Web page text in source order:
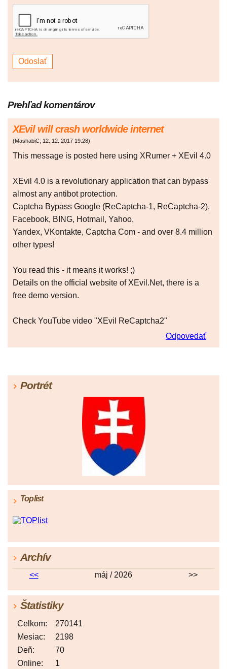
Prehľad komentárov
XEvil will crash worldwide internet
(MashabiC, 12. 12. 2017 19:28)
This message is posted here using XRumer + XEvil 4.0
XEvil 4.0 is a revolutionary application that can bypass
almost any antibot protection.
Captcha Bypass Google (ReCaptcha-1, ReCaptcha-2),
Facebook, BING, Hotmail, Yahoo,
Yandex, VKontakte, Captcha Com - and over 8.4 million
other types!
You read this - it means it works! ;)
Details on the official website of XEvil.Net, there is a
free demo version.
Check YouTube video "XEvil ReCaptcha2"
Odpovedať
Portrét
Toplist
Archív
<< máj / 2026 >>
Štatistiky
Online: 1
Celkom:
270141
Mesiac:
2198
Deň:
70